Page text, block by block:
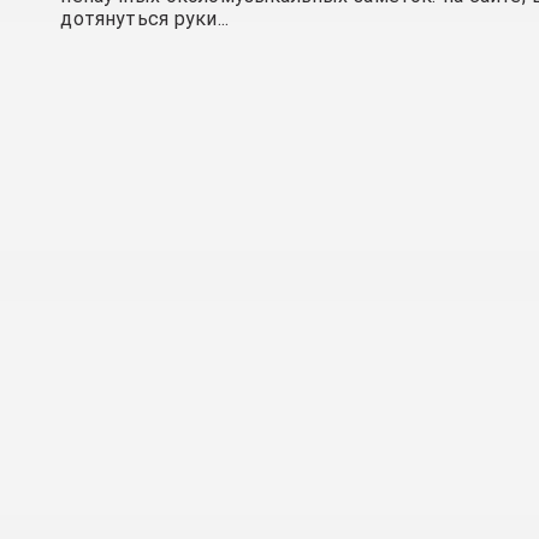
дотянуться руки...